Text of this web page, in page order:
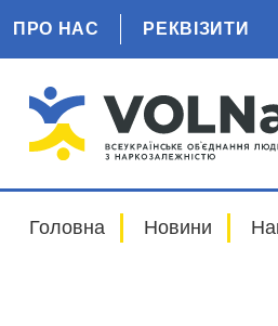
ПРО НАС РЕКВІЗИТИ
Головна Новини